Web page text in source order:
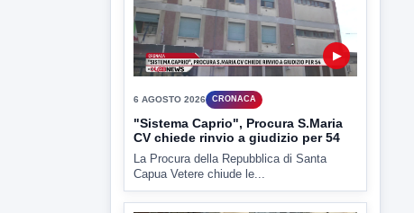
▶
6 AGOSTO 2026 CRONACA
Trovato in casa 42enne in una
pozza di sangue, giallo a viale Italia
Ritrovato senza vita il corpo di un 42enne
in un...